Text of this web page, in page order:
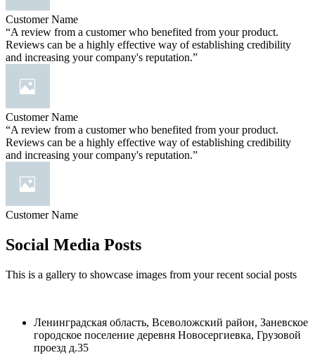
Customer Name
“A review from a customer who benefited from your product.
Reviews can be a highly effective way of establishing credibility
and increasing your company's reputation.”
Customer Name
“A review from a customer who benefited from your product.
Reviews can be a highly effective way of establishing credibility
and increasing your company's reputation.”
Customer Name
Social Media Posts
This is a gallery to showcase images from your recent social posts
Ленинградская область, Всеволожский район, Заневское
городское поселение деревня Новосергиевка, Грузовой
проезд д.35